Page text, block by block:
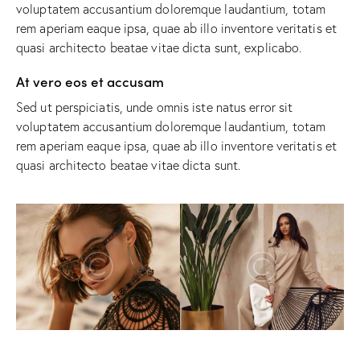
voluptatem accusantium doloremque laudantium, totam
rem aperiam eaque ipsa, quae ab illo inventore veritatis et
quasi architecto beatae vitae dicta sunt, explicabo.
At vero eos et accusam
Sed ut perspiciatis, unde omnis iste natus error sit
voluptatem accusantium doloremque laudantium, totam
rem aperiam eaque ipsa, quae ab illo inventore veritatis et
quasi architecto beatae vitae dicta sunt.